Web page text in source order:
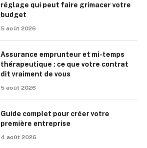
réglage qui peut faire grimacer votre
budget
5 août 2026
Assurance emprunteur et mi-temps
thérapeutique : ce que votre contrat
dit vraiment de vous
5 août 2026
Guide complet pour créer votre
première entreprise
4 août 2026